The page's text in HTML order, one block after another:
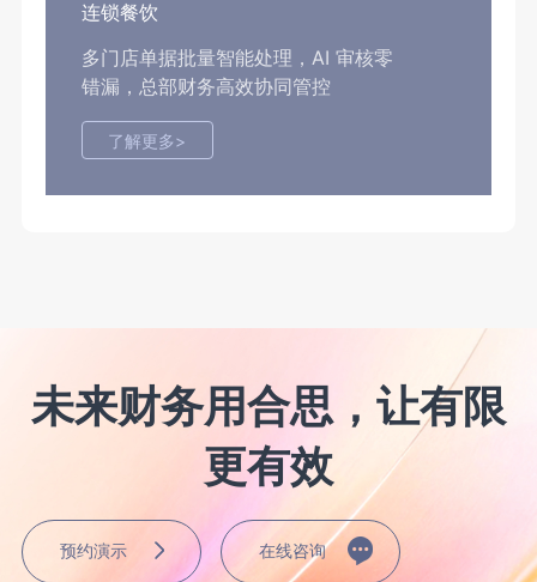
连锁餐饮
多门店单据批量智能处理，AI 审核零
错漏，总部财务高效协同管控
了解更多>
未来财务用合思，让有限
更有效
预约演示 在线咨询